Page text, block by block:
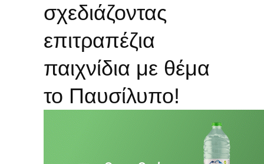
σχεδιάζοντας
επιτραπέζια
παιχνίδια με θέμα
το Παυσίλυπο!